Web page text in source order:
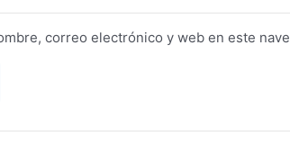
correo electrónico y web en este